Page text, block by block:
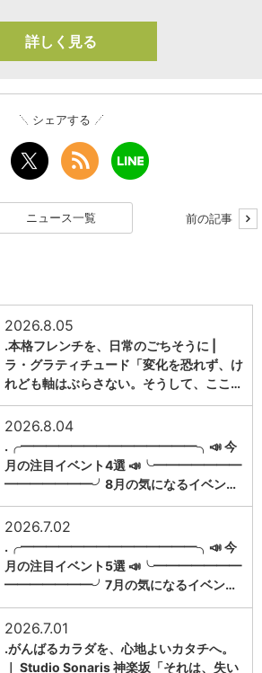
詳しく見る
シェアする
ニュース一覧 前の記事
2026.8.05
.本格フレンチを、日常のごちそうに |
ラ・グラティチュード「変化を恐れず、け
れども軸はぶらさない。そうして、ここ…
2026.8.04
.╭━━━━━━━━━━━━━━╮📣 今
月の注目イベント4選 📣╰━━━━━━━
━━━━━━━╯8月の気になるイベン…
2026.7.02
.╭━━━━━━━━━━━━━━╮📣 今
月の注目イベント5選 📣╰━━━━━━━
━━━━━━━╯7月の気になるイベン…
2026.7.01
.がんばるカラダを、心地よいカタチへ。
｜ Studio Sonaris 神楽坂「それは、失い